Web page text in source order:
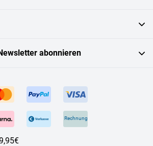
Rechnung
abonnieren